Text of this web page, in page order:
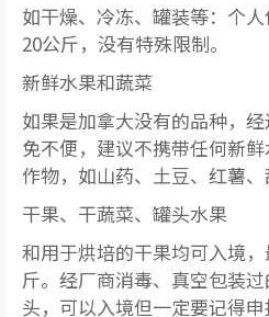
如干燥、冷冻、罐装等：个
20公斤，没有特殊限制。
新鲜水果和蔬菜
如果是加拿大没有的品种，
免不便，建议不携带任何新
作物，如山药、土豆、红薯、
干果、干蔬菜、罐头水果
和用于烘培的干果均可入境
斤。经厂商消毒、真空包装
头，可以入境但一定要记得申